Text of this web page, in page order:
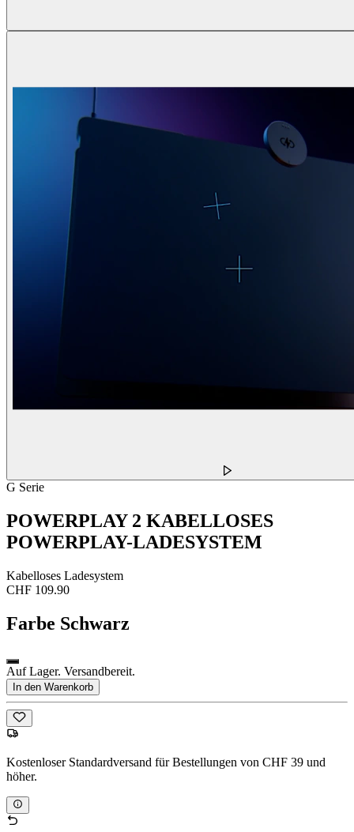
G Serie
POWERPLAY 2 KABELLOSES
POWERPLAY-LADESYSTEM
Kabelloses Ladesystem
CHF 109.90
Farbe Schwarz
Auf Lager. Versandbereit.
In den Warenkorb
Kostenloser Standardversand für Bestellungen von CHF 39 und
höher.